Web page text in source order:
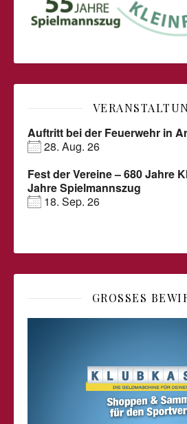
Auftritt bei der Feuerwehr in
28. Aug. 26
Fest der Vereine – 680 Jahre
Jahre Spielmannszug
18. Sep. 26
GROSSES